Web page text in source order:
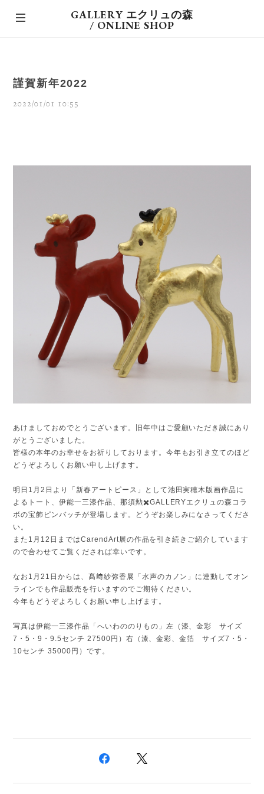
GALLERY エクリュの森
/ ONLINE SHOP
謹賀新年2022
2022/01/01 10:55
あけましておめでとうございます。旧年中はご愛顧いただき誠にあり
がとうございました。
皆様の本年のお幸せをお祈りしております。今年もお引き立てのほど
どうぞよろしくお願い申し上げます。
明日1月2日より「新春アートピース」として池田実穂木版画作品に
よるトート、伊能一三漆作品、那須勲✖️GALLERYエクリュの森コラ
ボの宝飾ピンバッチが登場します。どうぞお楽しみになさってくださ
い。
また1月12日まではCarendArt展の作品を引き続きご紹介しています
ので合わせてご覧くだされば幸いです。
なお1月21日からは、髙﨑紗弥香展「水声のカノン」に連動してオン
ラインでも作品販売を行いますのでご期待ください。
今年もどうぞよろしくお願い申し上げます。
写真は伊能一三漆作品「へいわののりもの」左（漆、金彩 サイズ
7・5・9・9.5センチ 27500円）右（漆、金彩、金箔 サイズ7・5・
10センチ 35000円）です。